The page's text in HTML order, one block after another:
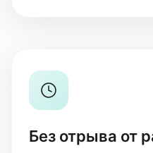
Без отрыва от